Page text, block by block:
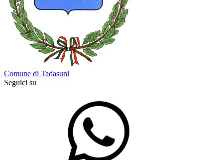
Comune di Tadasuni
Seguici su